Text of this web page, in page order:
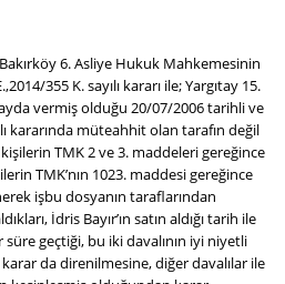
6. Asliye Hukuk Mahkemesinin
355 K. sayılı kararı ile; Yargıtay 15.
vermiş olduğu 20/07/2006 tarihli ve
kararında müteahhit olan tarafın değil
TMK 2 ve 3. maddeleri gereğince
TMK’nın 1023. maddesi gereğince
işbu dosyanın taraflarından
İdris Bayır’ın satın aldığı tarih ile
süre geçtiği, bu iki davalının iyi niyetli
da direnilmesine, diğer davalılar ile